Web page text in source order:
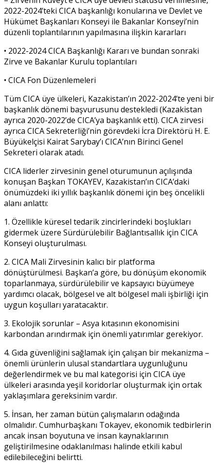
2022-2024’teki CICA başkanlığı konularına ve Devlet ve
Hükümet Başkanları Konseyi ile Bakanlar Konseyi’nin
düzenli toplantılarının yapılmasına ilişkin kararları
• 2022-2024 CICA Başkanlığı Kararı ve bundan sonraki
Zirve ve Bakanlar Kurulu toplantıları
• CICA Fon Düzenlemeleri
Tüm CICA üye ülkeleri, Kazakistan’ın 2022-2024’te yeni bir
başkanlık dönemi başvurusunu destekledi (Kazakistan
ayrıca 2020-2022’de CICA’ya başkanlık etti). CICA zirvesi
ayrıca CICA Sekreterliği’nin görevdeki İcra Direktörü H. E.
Büyükelçisi Kairat Sarybay’ı CICA’nın Birinci Genel
Sekreteri olarak atadı.
CICA liderler zirvesinin genel oturumunun açılışında
konuşan Başkan TOKAYEV, Kazakistan’ın CICA’daki
önümüzdeki iki yıllık başkanlık dönemi için beş öncelikli
alanı anlattı:
1. Özellikle küresel tedarik zincirlerindeki boşlukları
gidermek üzere Sürdürülebilir Bağlantısallık için CICA
Konseyi oluşturulması.
2. CICA Mali Zirvesinin kalıcı bir platforma
dönüştürülmesi. Başkan’a göre, bu dönüşüm ekonomik
toparlanmaya, sürdürülebilir ve kapsayıcı büyümeye
yardımcı olacak, bölgesel ve alt bölgesel mali işbirliği için
uygun koşulları yaratacaktır.
3. Ekolojik sorunlar – Asya kıtasının ekonomisini
karbondan arındırmak için önemli yatırımlar gerekiyor.
4. Gıda güvenliğini sağlamak için çalışan bir mekanizma –
önemli ürünlerin ulusal standartlara uygunluğunu
değerlendirmek ve bu mal kategorisi için CICA üye
ülkeleri arasında yeşil koridorlar oluşturmak için ortak
yaklaşımlara gereksinim vardır.
5. İnsan, her zaman bütün çalışmaların odağında
olmalıdır. Cumhurbaşkanı Tokayev, ekonomik tedbirlerin
ancak insan boyutuna ve insan kaynaklarının
geliştirilmesine odaklanılması halinde etkili kabul
edilebileceğini belirtti.